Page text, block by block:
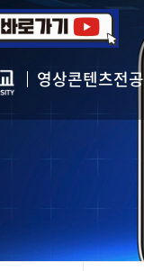
영상콘텐츠전공